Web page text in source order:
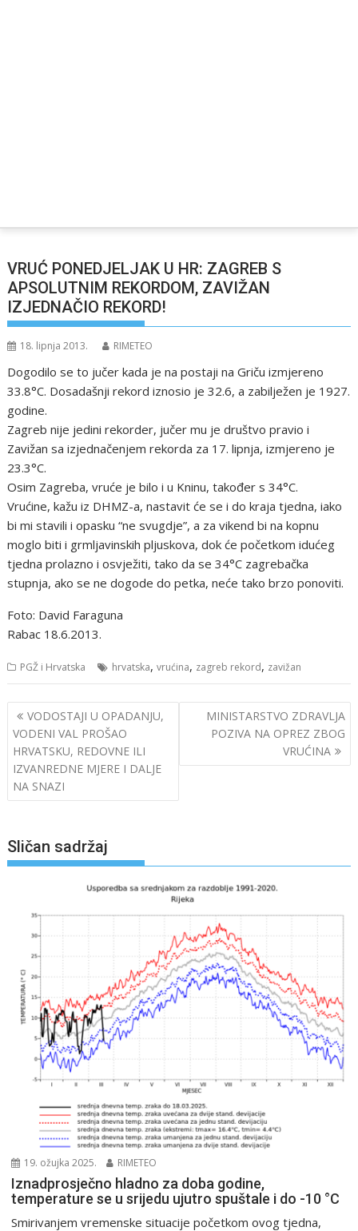
VRUĆ PONEDJELJAK U HR: ZAGREB S
APSOLUTNIM REKORDOM, ZAVIŽAN
IZJEDNAČIO REKORD!
18. lipnja 2013. RIMETEO
Dogodilo se to jučer kada je na postaji na Griču izmjereno
33.8°C. Dosadašnji rekord iznosio je 32.6, a zabilježen je 1927.
godine.
Zagreb nije jedini rekorder, jučer mu je društvo pravio i
Zavižan sa izjednačenjem rekorda za 17. lipnja, izmjereno je
23.3°C.
Osim Zagreba, vruće je bilo i u Kninu, također s 34°C.
Vrućine, kažu iz DHMZ-a, nastavit će se i do kraja tjedna, iako
bi mi stavili i opasku “ne svugdje”, a za vikend bi na kopnu
moglo biti i grmljavinskih pljuskova, dok će početkom idućeg
tjedna prolazno i osvježiti, tako da se 34°C zagrebačka
stupnja, ako se ne dogode do petka, neće tako brzo ponoviti.
Foto: David Faraguna
Rabac 18.6.2013.
PGŽ i Hrvatska hrvatska,vrućina, zagreb rekord, zavižan
Navigacija
objava
VODOSTAJI U OPADANJU,
VODENI VAL PROŠAO
HRVATSKU, REDOVNE ILI
IZVANREDNE MJERE I DALJE
NA SNAZI
MINISTARSTVO ZDRAVLJA
POZIVA NA OPREZ ZBOG
VRUĆINA
Sličan sadržaj
19. ožujka 2025. RIMETEO
Iznadprosječno hladno za doba godine,
temperature se u srijedu ujutro spuštale i do -10 °C
Smirivanjem vremenske situacije početkom ovog tjedna,